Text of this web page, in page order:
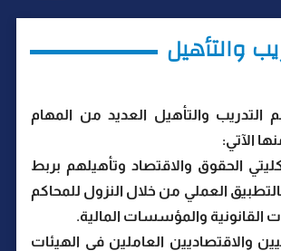
والتأهيل
والتأهيل العديد من المهام
الآتي:
الحقوق والاقتصاد وتأهيلهم بربط
العملي من خلال النزول للمحاكم
القانونية والمؤسسات المالية.
والاقتصاديين العاملين في الهيئات